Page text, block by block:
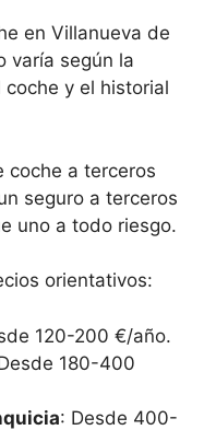
en Villanueva de
varía según la
y el historial
coche a terceros
seguro a terceros
uno a todo riesgo.
orientativos:
120-200 €/año.
180-400
: Desde 400-